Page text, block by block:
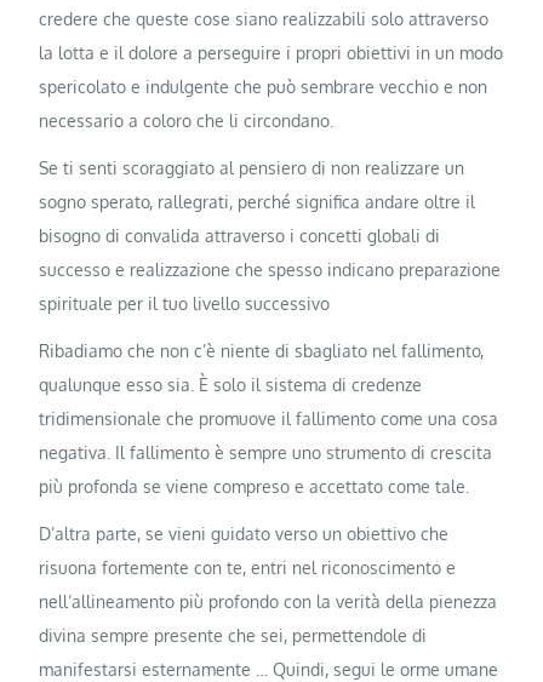
credere che queste cose siano realizzabili solo attraverso
la lotta e il dolore a perseguire i propri obiettivi in ​​un modo
spericolato e indulgente che può sembrare vecchio e non
necessario a coloro che li circondano.
Se ti senti scoraggiato al pensiero di non realizzare un
sogno sperato, rallegrati, perché significa andare oltre il
bisogno di convalida attraverso i concetti globali di
successo e realizzazione che spesso indicano preparazione
spirituale per il tuo livello successivo
Ribadiamo che non c’è niente di sbagliato nel fallimento,
qualunque esso sia. È solo il sistema di credenze
tridimensionale che promuove il fallimento come una cosa
negativa. Il fallimento è sempre uno strumento di crescita
più profonda se viene compreso e accettato come tale.
D’altra parte, se vieni guidato verso un obiettivo che
risuona fortemente con te, entri nel riconoscimento e
nell’allineamento più profondo con la verità della pienezza
divina sempre presente che sei, permettendole di
manifestarsi esternamente … Quindi, segui le orme umane